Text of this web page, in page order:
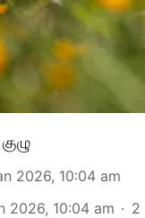
2026, 10:04 am
2026, 10:04 am 2